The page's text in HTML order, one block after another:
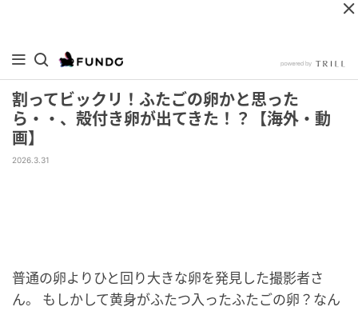
割ってビックリ！ふたごの卵かと思った
ら・・、殻付き卵が出てきた！？【海外・動
画】
2026.3.31
普通の卵よりひと回り大きな卵を発見した撮影者さ
ん。 もしかして黄身がふたつ入ったふたごの卵？なん